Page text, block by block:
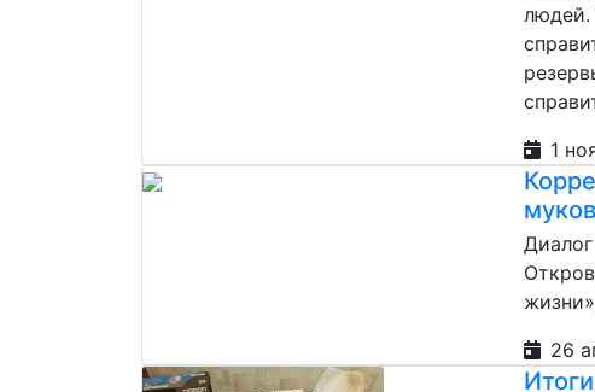
людей.
1
26